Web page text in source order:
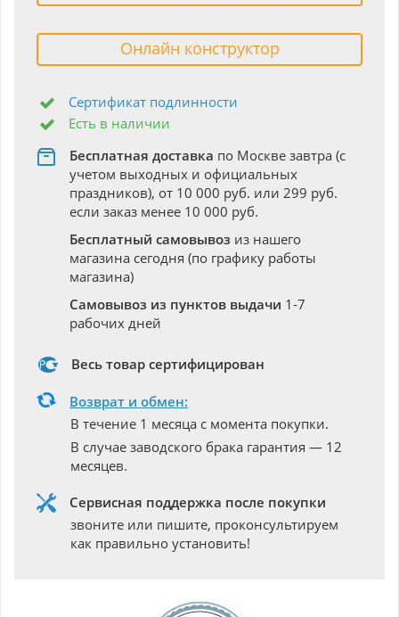
Онлайн конструктор
Сертификат подлинности
Есть в наличии
Бесплатная доставка по Москве завтра (с
учетом выходных и официальных
праздников), от 10 000 руб. или 299 руб.
если заказ менее 10 000 руб.
Бесплатный самовывоз из нашего
магазина сегодня (по графику работы
магазина)
Самовывоз из пунктов выдачи 1-7
рабочих дней
Весь товар сертифицирован
Возврат и обмен:
В течение 1 месяца с момента покупки.
В случае заводского брака гарантия — 12
месяцев.
Сервисная поддержка после покупки
звоните или пишите, проконсультируем
как правильно установить!